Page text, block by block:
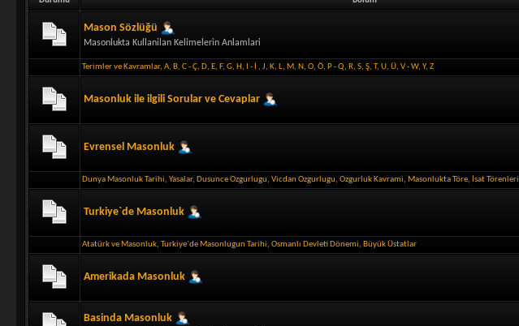
Mason Sözlüğü
Masonlukta Kullanilan Kelimelerin Anlamlari
Terimler ve Kavramlar,A, B,C - Ç, D, E, F,G, H , I - İ ,J, K, L, M, N,O,Ö, P - Q, R,S,Ş,T,U,Ü,V - W,Y,Z
Masonluk ile ilgili Sorular ve Cevaplar
Evrensel Masonluk
Dunya Masonluk Tarihi,Yasalar, Dusunce Ozgurlugu,Vicdan Ozgurlugu,Ozgurluk Kavrami, Masonlukta Töre, İsat Törenleri
Turkiye`de Masonluk
Atatürk ve Masonluk,Turkiye`de Masonlugun Tarihi,Osmanlı Devleti Dönemi, Büyük Üstatlar
Amerikada Masonluk
Basinda Masonluk